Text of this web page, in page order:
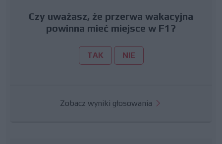
Czy uważasz, że przerwa wakacyjna
powinna mieć miejsce w F1?
TAK NIE
Zobacz wyniki głosowania